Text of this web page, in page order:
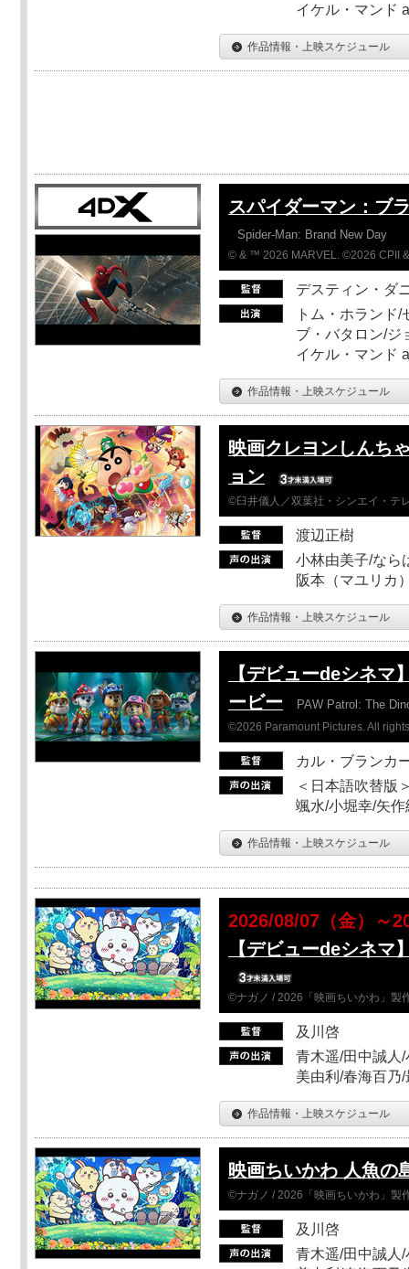
イケル・マンド
作品情報・上映スケジュール
スパイダーマン：ブ
Spider-Man: Brand New Day
© & ™ 2026 MARVEL. ©2026 CPII
デスティン・ダ
トム・ホランド
ブ・バタロン/ジ
イケル・マンド
作品情報・上映スケジュール
映画クレヨンしんち
ョン
©臼井儀人／双葉社・シンエイ・テ
渡辺正樹
小林由美子/なら
阪本（マユリカ
作品情報・上映スケジュール
【デビューdeシネマ
ービー
PAW Patrol: The
©2026 Paramount Pictures. All
カル・ブランカ
＜日本語吹替版
颯水/小堀幸/矢作
作品情報・上映スケジュール
2026/08/07（金）～
【デビューdeシネマ
©ナガノ / 2026「映画ちいかわ」製
及川啓
青木遥/田中誠人
美由利/春海百乃
作品情報・上映スケジュール
映画ちいかわ 人魚の
©ナガノ / 2026「映画ちいかわ」製
及川啓
青木遥/田中誠人